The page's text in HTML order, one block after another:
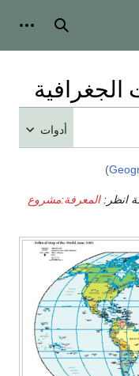
بحث
الجغرافية
أدوات
)
انظر:المعرفة:مشروع